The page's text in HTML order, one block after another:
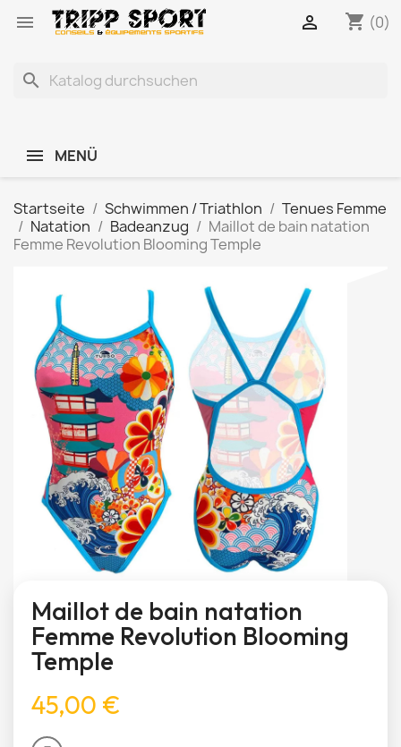
 shopping_cart (0)

search
MENÜ
Startseite Schwimmen / Triathlon
Tenues Femme
Natation
Badeanzug
Maillot de bain natation
Femme Revolution Blooming Temple
Maillot de bain natation
Femme Revolution Blooming
Temple
45,00 €